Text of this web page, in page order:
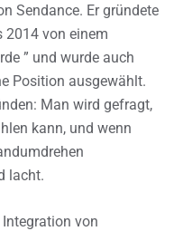
Sendance. Er gründete
2014 von einem
” und wurde auch
Position ausgewählt.
Man wird gefragt,
kann, und wenn
lacht.
Integration von